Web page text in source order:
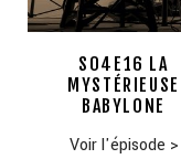
S04E16 LA
MYSTÉRIEUSE
BABYLONE
Voir l'épisode >